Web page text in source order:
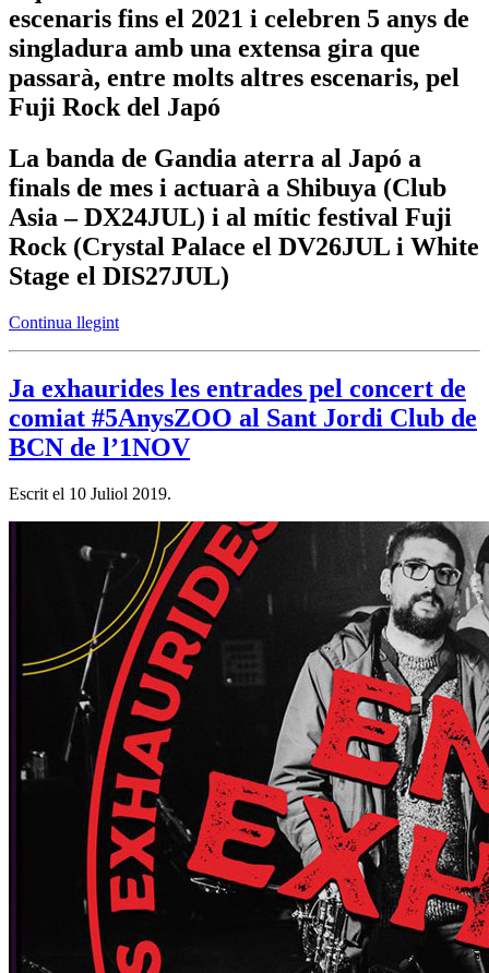
escenaris fins el 2021 i celebren 5 anys de
singladura amb una extensa gira que
passarà, entre molts altres escenaris, pel
Fuji Rock del Japó
La banda de Gandia aterra al Japó a
finals de mes i actuarà a Shibuya (Club
Asia – DX24JUL) i al mític festival Fuji
Rock (Crystal Palace el DV26JUL i White
Stage el DIS27JUL)
Continua llegint
Ja exhaurides les entrades pel concert de
comiat #5AnysZOO al Sant Jordi Club de
BCN de l’1NOV
Escrit el 10 Juliol 2019.